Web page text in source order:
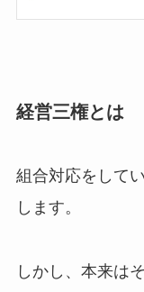
経営三権とは
組合対応をして
します。
しかし、本来は